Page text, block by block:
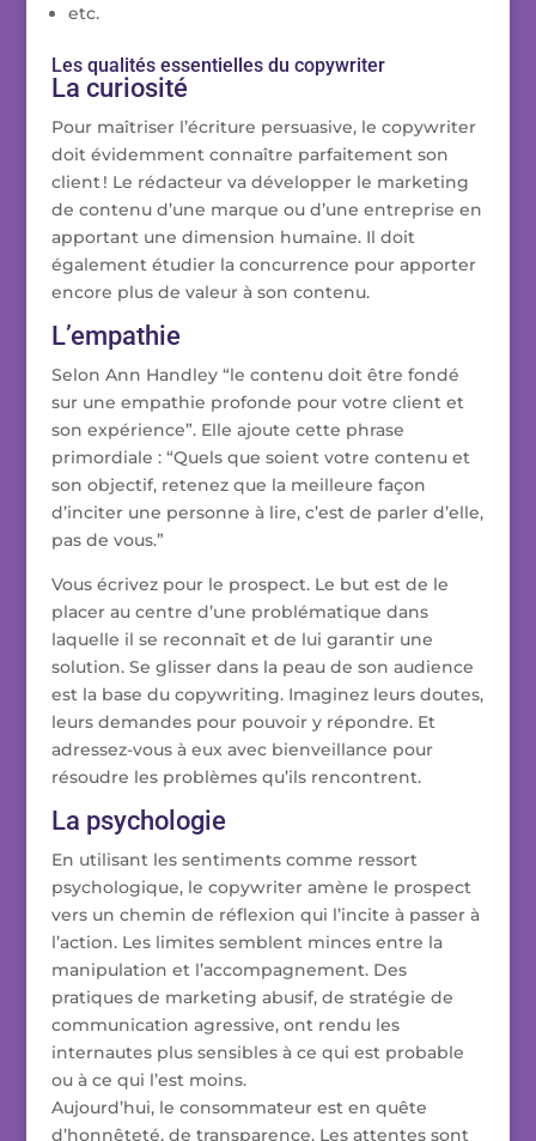
etc.
Les qualités essentielles du copywriter
La curiosité
Pour maîtriser l’écriture persuasive, le copywriter
doit évidemment connaître parfaitement son
client ! Le rédacteur va développer le marketing
de contenu d’une marque ou d’une entreprise en
apportant une dimension humaine. Il doit
également étudier la concurrence pour apporter
encore plus de valeur à son contenu.
L’empathie
Selon Ann Handley “le contenu doit être fondé
sur une empathie profonde pour votre client et
son expérience”. Elle ajoute cette phrase
primordiale : “Quels que soient votre contenu et
son objectif, retenez que la meilleure façon
d’inciter une personne à lire, c’est de parler d’elle,
pas de vous.”
Vous écrivez pour le prospect. Le but est de le
placer au centre d’une problématique dans
laquelle il se reconnaît et de lui garantir une
solution. Se glisser dans la peau de son audience
est la base du copywriting. Imaginez leurs doutes,
leurs demandes pour pouvoir y répondre. Et
adressez-vous à eux avec bienveillance pour
résoudre les problèmes qu’ils rencontrent.
La psychologie
En utilisant les sentiments comme ressort
psychologique, le copywriter amène le prospect
vers un chemin de réflexion qui l’incite à passer à
l’action. Les limites semblent minces entre la
manipulation et l’accompagnement. Des
pratiques de marketing abusif, de stratégie de
communication agressive, ont rendu les
internautes plus sensibles à ce qui est probable
ou à ce qui l’est moins.
Aujourd’hui, le consommateur est en quête
d’honnêteté, de transparence. Les attentes sont